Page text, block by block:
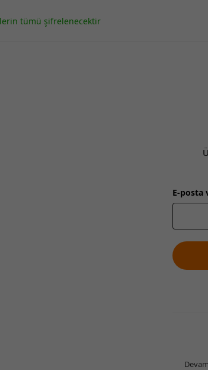
tümü şifrelenecektir
E-posta